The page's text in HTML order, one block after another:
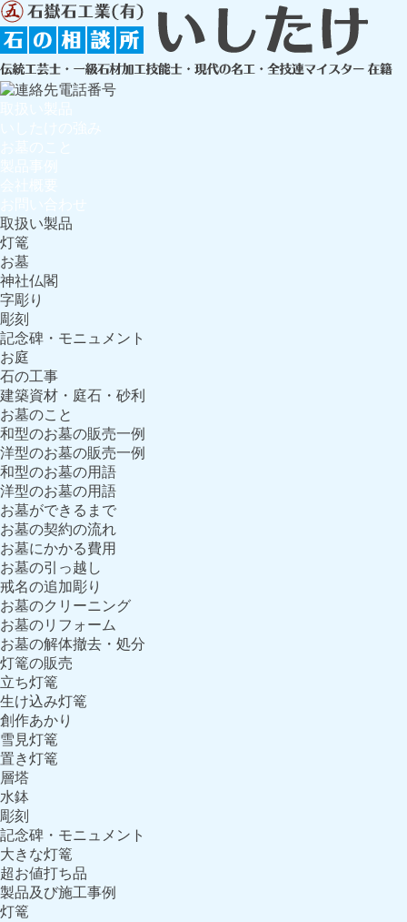
取扱い製品
灯篭
お墓
神社仏閣
字彫り
彫刻
記念碑・モニュメント
お庭
石の工事
建築資材・庭石・砂利
お墓のこと
和型のお墓の販売一例
洋型のお墓の販売一例
和型のお墓の用語
洋型のお墓の用語
お墓ができるまで
お墓の契約の流れ
お墓にかかる費用
お墓の引っ越し
戒名の追加彫り
お墓のクリーニング
お墓のリフォーム
お墓の解体撤去・処分
灯篭の販売
立ち灯篭
生け込み灯篭
創作あかり
雪見灯篭
置き灯篭
層塔
水鉢
彫刻
記念碑・モニュメント
大きな灯篭
超お値打ち品
製品及び施工事例
灯篭